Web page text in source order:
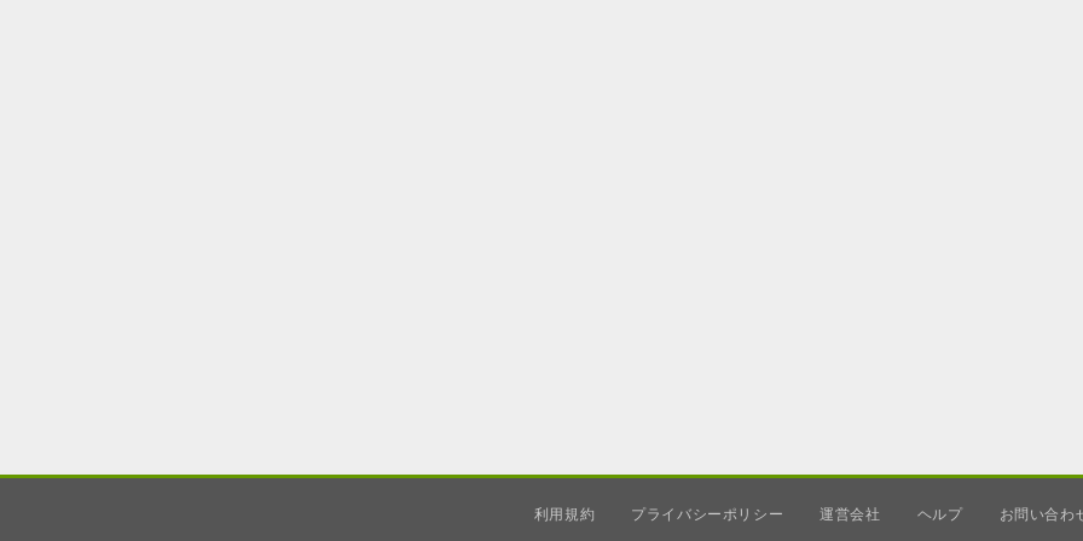
利用規約 プライバシーポリシー 運営会社 ヘルプ お問い合わ